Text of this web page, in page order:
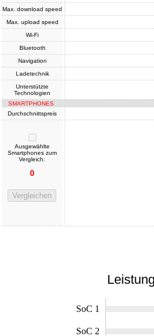
Max. download speed
Max. upload speed
Wi-Fi
Bluetooth
Navigation
Ladetechnik
Unterstützte
Technologien
SMARTPHONES
Durchschnittspreis
Ausgewählte
Smartphones zum
Vergleich:
0
Vergleichen
Leistung
SoC 1
SoC 2